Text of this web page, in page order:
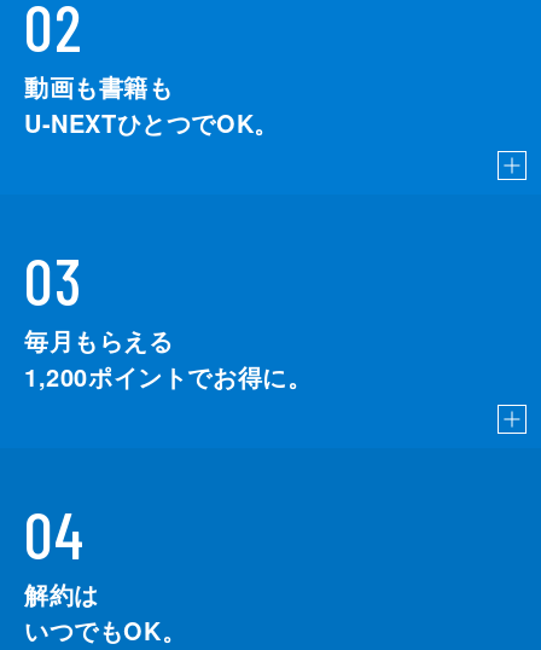
02
動画も書籍も
U-NEXTひとつでOK。
03
毎月もらえる
1,200ポイントでお得に。
04
解約は
いつでもOK。